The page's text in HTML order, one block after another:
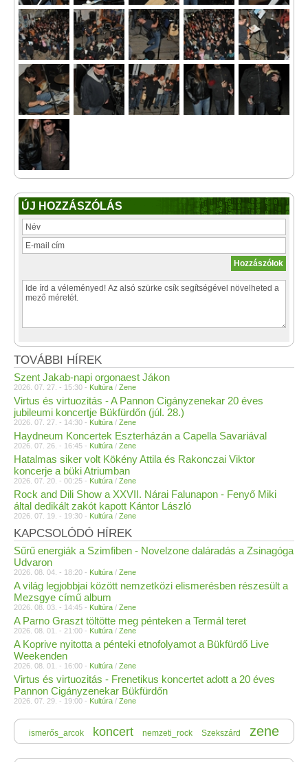
ÚJ HOZZÁSZÓLÁS
TOVÁBBI HÍREK
Szent Jakab-napi orgonaest Jákon
2026. 07. 27. - 15:30 - Kultúra / Zene
Virtus és virtuozitás - A Pannon Cigányzenekar 20 éves
jubileumi koncertje Bükfürdőn (júl. 28.)
2026. 07. 27. - 14:30 - Kultúra / Zene
Haydneum Koncertek Eszterházán a Capella Savariával
2026. 07. 26. - 16:45 - Kultúra / Zene
Hatalmas siker volt Kökény Attila és Rakonczai Viktor
koncerje a büki Atriumban
2026. 07. 20. - 00:25 - Kultúra / Zene
Rock and Dili Show a XXVII. Nárai Falunapon - Fenyő Miki
által dedikált zakót kapott Kántor László
2026. 07. 19. - 19:30 - Kultúra / Zene
KAPCSOLÓDÓ HÍREK
Sűrű energiák a Szimfiben - Novelzone daláradás a Zsinagóga
Udvaron
2026. 08. 04. - 18:20 - Kultúra / Zene
A világ legjobbjai között nemzetközi elismerésben részesült a
Mezsgye című album
2026. 08. 03. - 14:45 - Kultúra / Zene
A Parno Graszt töltötte meg pénteken a Termál teret
2026. 08. 01. - 21:00 - Kultúra / Zene
A Koprive nyitotta a pénteki etnofolyamot a Bükfürdő Live
Weekenden
2026. 08. 01. - 16:00 - Kultúra / Zene
Virtus és virtuozitás - Frenetikus koncertet adott a 20 éves
Pannon Cigányzenekar Bükfürdőn
2026. 07. 29. - 19:00 - Kultúra / Zene
ismerős_arcok koncert nemzeti_rock Szekszárd zene